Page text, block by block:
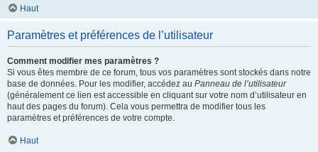
Haut
Paramètres et préférences de l’utilisateur
Comment modifier mes paramètres ?
Si vous êtes membre de ce forum, tous vos paramètres sont stockés dans notre
base de données. Pour les modifier, accédez au Panneau de l’utilisateur
(généralement ce lien est accessible en cliquant sur votre nom d’utilisateur en
haut des pages du forum). Cela vous permettra de modifier tous les
paramètres et préférences de votre compte.
Haut